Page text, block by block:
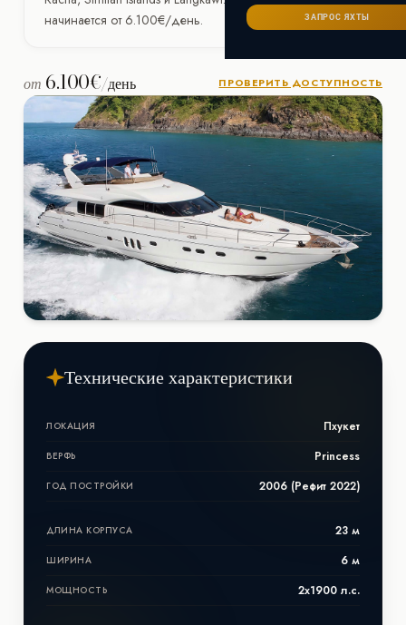
Ибица
ИТАЛИЯ
Сардиния
Хорватия
САНКТ-ПЕТЕРБУРГ
ЗАПРОС ЯХТЫ
начинается от 6.100€/день.
от 6.100€/день ПРОВЕРИТЬ ДОСТУПНОСТЬ
Технические характеристики
ЛОКАЦИЯ Пхукет
ВЕРФЬ Princess
ГОД ПОСТРОЙКИ 2006 (Рефит 2022)
ДЛИНА КОРПУСА 23 м
ШИРИНА 6 м
МОЩНОСТЬ 2x1900 л.с.